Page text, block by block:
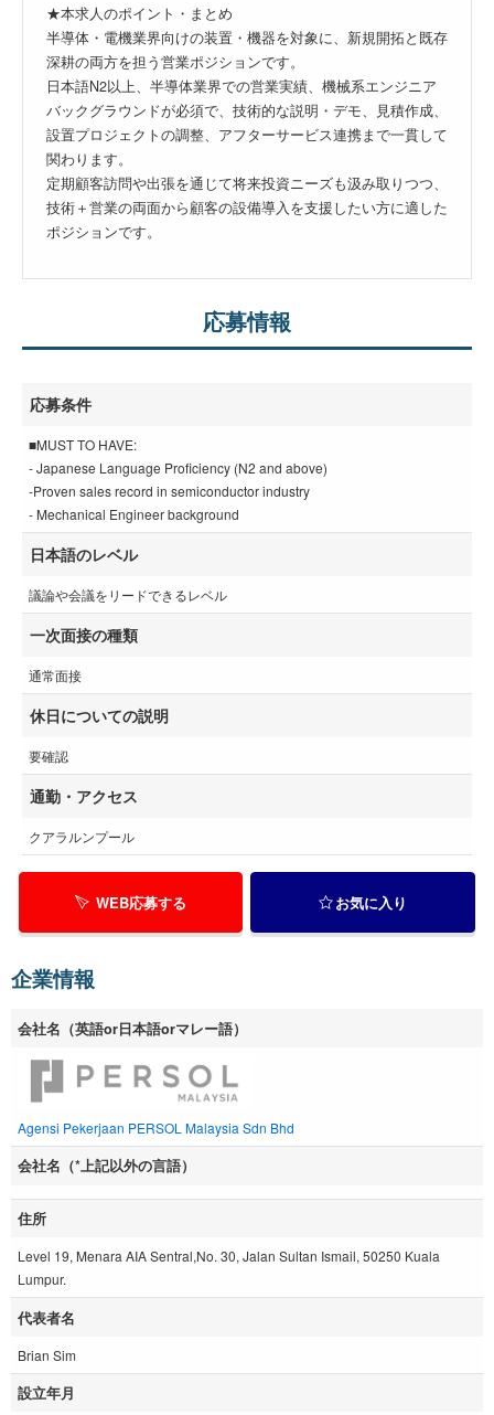
★本求人のポイント・まとめ
半導体・電機業界向けの装置・機器を対象に、新規開拓と既存
深耕の両方を担う営業ポジションです。
日本語N2以上、半導体業界での営業実績、機械系エンジニア
バックグラウンドが必須で、技術的な説明・デモ、見積作成、
設置プロジェクトの調整、アフターサービス連携まで一貫して
関わります。
定期顧客訪問や出張を通じて将来投資ニーズも汲み取りつつ、
技術＋営業の両面から顧客の設備導入を支援したい方に適した
ポジションです。
応募情報
応募条件
■MUST TO HAVE:
- Japanese Language Proficiency (N2 and above)
-Proven sales record in semiconductor industry
- Mechanical Engineer background
日本語のレベル
議論や会議をリードできるレベル
一次面接の種類
通常面接
休日についての説明
要確認
通勤・アクセス
クアラルンプール
WEB応募する お気に入り
企業情報
会社名（英語or日本語orマレー語）
Agensi Pekerjaan PERSOL Malaysia Sdn Bhd
会社名（*上記以外の言語）
住所
Level 19, Menara AIA Sentral,No. 30, Jalan Sultan Ismail, 50250 Kuala
Lumpur.
代表者名
Brian Sim
設立年月